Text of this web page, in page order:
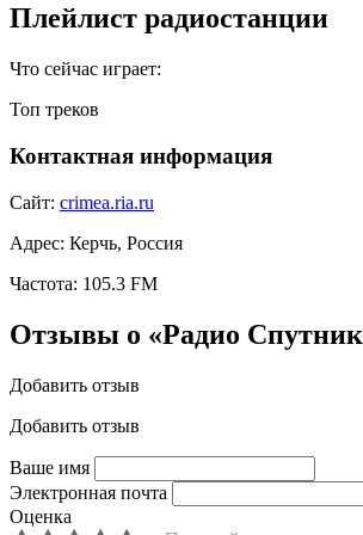
Плейлист радиостанции
Что сейчас играет:
Топ треков
Контактная информация
Сайт: crimea.ria.ru
Адрес: Керчь, Россия
Частота: 105.3 FM
Отзывы о «Радио
Добавить отзыв
Добавить отзыв
Ваше имя
Электронная почта
Оценка